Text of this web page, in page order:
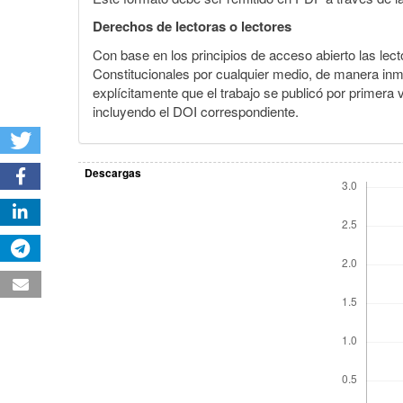
Derechos de lectoras o lectores
Con base en los principios de acceso abierto las
Constitucionales por cualquier medio, de manera
explícitamente que el trabajo se publicó por
incluyendo el DOI correspondiente.
Descargas